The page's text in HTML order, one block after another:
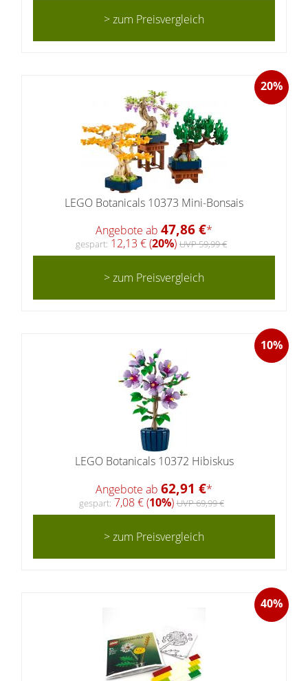
> zum Preisvergleich
20%
LEGO Botanicals 10373 Mini-Bonsais
Angebote ab 47,86 €*
gespart: 12,13 € (20%) UVP 59,99 €
> zum Preisvergleich
10%
LEGO Botanicals 10372 Hibiskus
Angebote ab 62,91 €*
gespart: 7,08 € (10%)UVP 69,99 €
> zum Preisvergleich
40%